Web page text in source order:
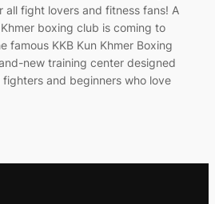
fight lovers and fitness fans! A
boxing club is coming to
famous KKB Kun Khmer Boxing
new training center designed
and beginners who love